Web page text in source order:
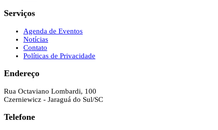
Serviços
Agenda de Eventos
Notícias
Contato
Políticas de Privacidade
Endereço
Rua Octaviano Lombardi, 100
Czerniewicz - Jaraguá do Sul/SC
Telefone